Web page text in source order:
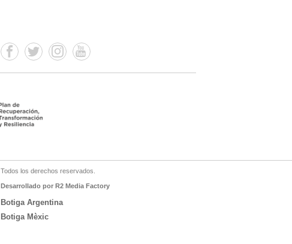
Todos los derechos reservados.
Desarrollado por R2 Media Factory
Botiga Argentina
Botiga Mèxic